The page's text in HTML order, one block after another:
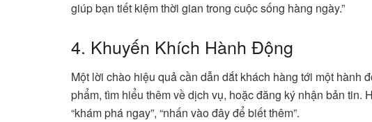
giúp bạn tiết kiệm thời gian trong cuộc sống hàng ngày.”
4. Khuyến Khích Hành Động
Một lời chào hiệu quả cần dẫn dắt khách hàng tới một hành
phẩm, tìm hiểu thêm về dịch vụ, hoặc đăng ký nhận bản tin.
“khám phá ngay”, “nhấn vào đây để biết thêm”.